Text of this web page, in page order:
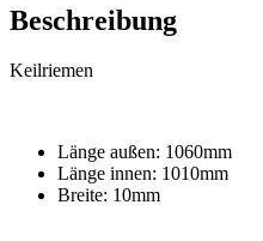
Beschreibung
Keilriemen
Länge außen: 1060mm
Länge innen: 1010mm
Breite: 10mm